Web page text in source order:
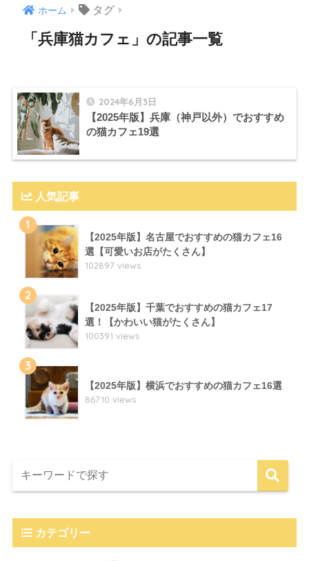
ホーム タグ
「兵庫猫カフェ」の記事一覧
2024年6月3日
【2025年版】兵庫（神戸以外）でおすすめ
の猫カフェ19選
人気記事
1
【2025年版】名古屋でおすすめの猫カフェ16
選【可愛いお店がたくさん】
102897 views
2
【2025年版】千葉でおすすめの猫カフェ17
選！【かわいい猫がたくさん】
100391 views
3
【2025年版】横浜でおすすめの猫カフェ16選
86710 views
カテゴリー